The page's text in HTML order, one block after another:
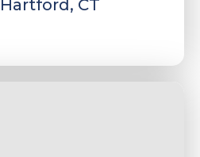
CT